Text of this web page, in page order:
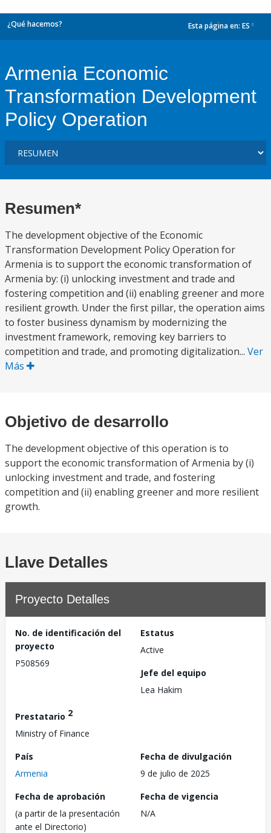
¿Qué hacemos? Esta página en: ES
Armenia Economic
Transformation Development
Policy Operation
Resumen*
The development objective of the Economic
Transformation Development Policy Operation for
Armenia is to support the economic transformation of
Armenia by: (i) unlocking investment and trade and
fostering competition and (ii) enabling greener and more
resilient growth. Under the first pillar, the operation aims
to foster business dynamism by modernizing the
investment framework, removing key barriers to
competition and trade, and promoting digitalization... Ver
Más
Objetivo de desarrollo
The development objective of this operation is to
support the economic transformation of Armenia by (i)
unlocking investment and trade, and fostering
competition and (ii) enabling greener and more resilient
growth.
Llave Detalles
Proyecto Detalles
No. de identificación del
proyecto
P508569
Estatus
Active
Jefe del equipo
Lea Hakim
Prestatario 2
Ministry of Finance
País
Armenia
Fecha de divulgación
9 de julio de 2025
Fecha de aprobación
(a partir de la presentación
ante el Directorio)
Fecha de vigencia
N/A